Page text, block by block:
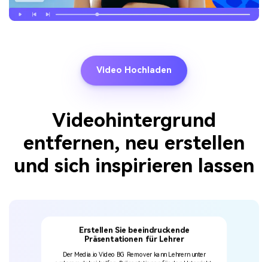
Video Hochladen
Videohintergrund
entfernen, neu erstellen
und sich inspirieren lassen
Erstellen Sie beeindruckende
Präsentationen für Lehrer
Der Media.io Video BG Remover kann Lehrern unter